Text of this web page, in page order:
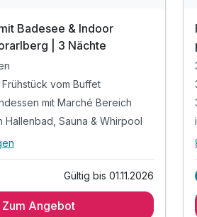
Badesee & Indoor
| 3 Nächte
vom Buffet
mit Marché Bereich
Hallenbad, Sauna & Whirpool
vom Buffet
Gültig bis 01.11.2026
Zum Angebot